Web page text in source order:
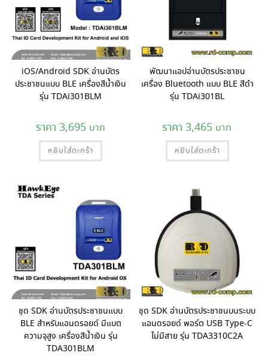
iOS/Android SDK อ่านบัตร
ประชาชนแบบ BLE เครื่องสีน้ำเงิน
รุ่น TDAi301BLM
3,695
หยิบใส่ตะกร้า
พัฒนาแอปอ่านบัตรประชาชน
เครื่อง Bluetooth แบบ BLE สีดำ
รุ่น TDAi301BL
3,465
หยิบใส่ตะกร้า
ชุด SDK อ่านบัตรประชาชนแบบ
BLE สำหรับแอนดรอยด์ มีแบต
ความจุสูง เครื่องสีน้ำเงิน รุ่น
TDA301BLM
ชุด SDK อ่านบัตรประชาชนบนระบบ
แอนดรอยด์ พอร์ต USB Type-C
ไม่มีสาย รุ่น TDA3310C2A